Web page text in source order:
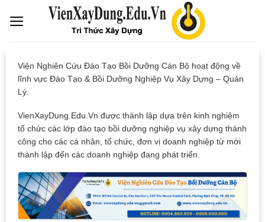
Viện Nghiên Cứu Đào Tạo Bồi Dưỡng Cán Bộ hoạt động về
lĩnh vực Đào Tạo & Bồi Dưỡng Nghiệp Vụ Xây Dựng – Quản
Lý.
VienXayDung.Edu.Vn được thành lập dựa trên kinh nghiệm
tổ chức các lớp đào tạo bồi dưỡng nghiệp vụ xây dựng thành
công cho các cá nhân, tổ chức, đơn vị doanh nghiệp từ mới
thành lập đến các doanh nghiệp đang phát triển.